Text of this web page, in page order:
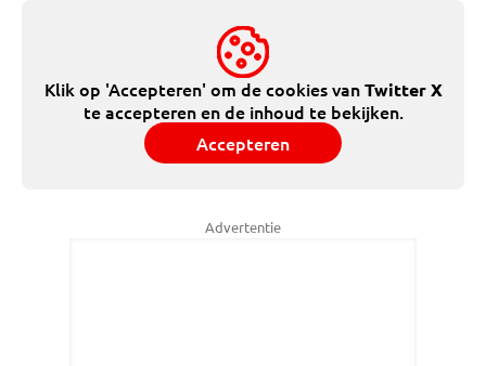
Klik op 'Accepteren' om de cookies vanTwitter X
te accepteren en de inhoud te bekijken.
Accepteren
Advertentie